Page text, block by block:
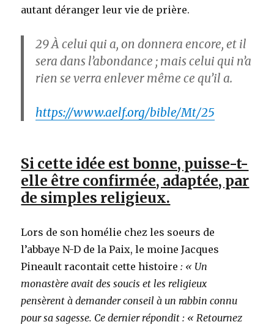
autant déranger leur vie de prière.
29À celui qui a, on donnera encore, et il
sera dans l’abondance ; mais celui qui n’a
rien se verra enlever même ce qu’il a.
https://www.aelf.org/bible/Mt/25
Si cette idée est bonne, puisse-t-
elle être confirmée, adaptée, par
de simples religieux.
Lors de son homélie chez les soeurs de
l’abbaye N-D de la Paix, le moine Jacques
Pineault racontait cette histoire: « Un
monastère avait des soucis et les religieux
pensèrent à demander conseil à un rabbin connu
pour sa sagesse. Ce dernier répondit : « Retournez